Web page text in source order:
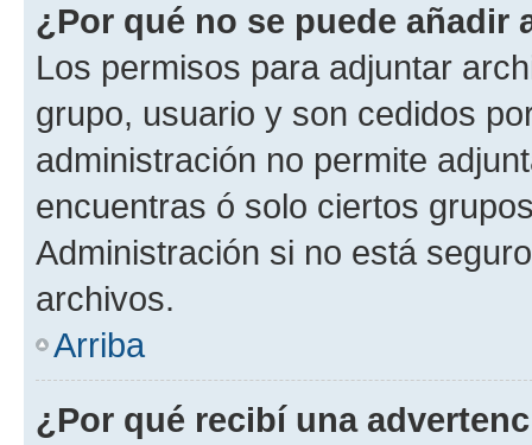
¿Por qué no se puede añadir
Los permisos para adjuntar
grupo, usuario y son cedidos
administración no permite
encuentras ó solo ciertos
Administración si no está
archivos.
Arriba
¿Por qué recibí una